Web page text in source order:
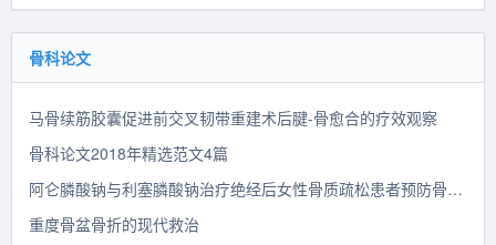
骨科论文
马骨续筋胶囊促进前交叉韧带重建术后腱-骨愈合的疗效观察
骨科论文2018年精选范文4篇
阿仑膦酸钠与利塞膦酸钠治疗绝经后女性骨质疏松患者预防骨折的有效性和安全性的系统评价
重度骨盆骨折的现代救治